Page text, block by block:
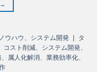
→
ウハウ 、 システム開発
タ
コスト削減、 システム開発、
、 属人化解消、 業務効率化、